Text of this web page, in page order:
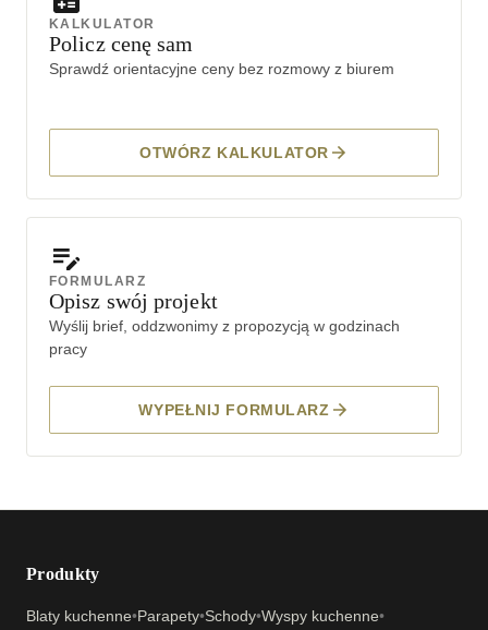
KALKULATOR
Policz cenę sam
Sprawdź orientacyjne ceny bez rozmowy z biurem
OTWÓRZ KALKULATOR
FORMULARZ
Opisz swój projekt
Wyślij brief, oddzwonimy z propozycją w godzinach
pracy
WYPEŁNIJ FORMULARZ
Produkty
Blaty kuchenne•Parapety•Schody•Wyspy kuchenne•